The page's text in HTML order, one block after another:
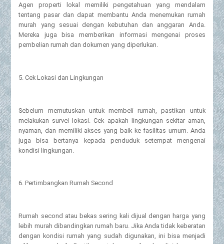
Agen properti lokal memiliki pengetahuan yang mendalam
tentang pasar dan dapat membantu Anda menemukan rumah
murah yang sesuai dengan kebutuhan dan anggaran Anda.
Mereka juga bisa memberikan informasi mengenai proses
pembelian rumah dan dokumen yang diperlukan.
5. Cek Lokasi dan Lingkungan
Sebelum memutuskan untuk membeli rumah, pastikan untuk
melakukan survei lokasi. Cek apakah lingkungan sekitar aman,
nyaman, dan memiliki akses yang baik ke fasilitas umum. Anda
juga bisa bertanya kepada penduduk setempat mengenai
kondisi lingkungan.
6. Pertimbangkan Rumah Second
Rumah second atau bekas sering kali dijual dengan harga yang
lebih murah dibandingkan rumah baru. Jika Anda tidak keberatan
dengan kondisi rumah yang sudah digunakan, ini bisa menjadi